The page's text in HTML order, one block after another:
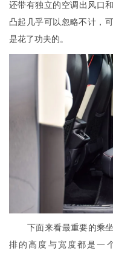
还带有独立的空调出风口
凸起几乎可以忽略不计，
是花了功夫的。
下面来看最重要的乘
排的高度与宽度都是一